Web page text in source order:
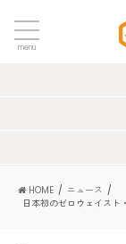
menu
HOME
ニュース
日本初のゼロウェイス